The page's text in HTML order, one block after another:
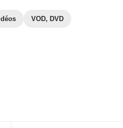
VOD, DVD